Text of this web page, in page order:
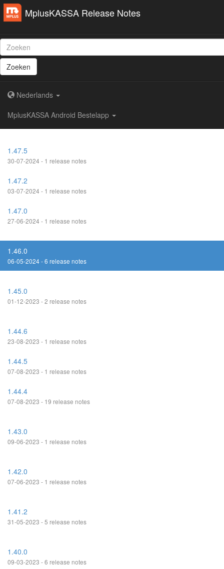
MplusKASSA Release Notes
Zoeken
Nederlands
MplusKASSA Android Bestelapp
1.47.5
30-07-2024 - 1 release notes
1.47.2
03-07-2024 - 1 release notes
1.47.0
27-06-2024 - 1 release notes
1.46.0
06-05-2024 - 6 release notes
1.45.0
01-12-2023 - 2 release notes
1.44.6
23-08-2023 - 1 release notes
1.44.5
07-08-2023 - 1 release notes
1.44.4
07-08-2023 - 19 release notes
1.43.0
09-06-2023 - 1 release notes
1.42.0
07-06-2023 - 1 release notes
1.41.2
31-05-2023 - 5 release notes
1.40.0
09-03-2023 - 6 release notes